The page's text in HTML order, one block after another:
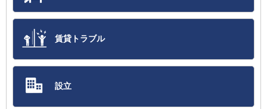
賃貸トラブル
設立